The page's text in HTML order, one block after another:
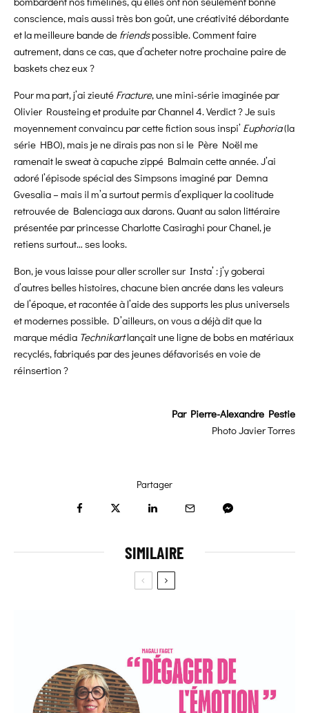
conscience, mais aussi très bon goût, une créativité débordante
et la meilleure bande de friendspossible. Comment faire
autrement, dans ce cas, que d’acheter notre prochaine paire de
baskets chez eux ?
Pour ma part, j’ai zieuté Fracture, une mini-série imaginée par
Olivier Rousteing et produite par Channel 4. Verdict ? Je suis
moyennement convaincu par cette fiction sous inspi’ Euphoria(la
série HBO), mais je ne dirais pas non si le Père Noël me
ramenait le sweat à capuche zippé Balmain cette année. J’ai
adoré l’épisode spécial des Simpsons imaginé par Demna
Gvesalia – mais il m’a surtout permis d’expliquer la coolitude
retrouvée de Balenciaga aux darons. Quant au salon littéraire
présentée par princesse Charlotte Casiraghi pour Chanel, je
retiens surtout… ses looks.
Bon, je vous laisse pour aller scroller sur Insta’ : j’y goberai
d’autres belles histoires, chacune bien ancrée dans les valeurs
de l’époque, et racontée à l’aide des supports les plus universels
et modernes possible. D’ailleurs, on vous a déjà dit que la
marque média Technikartlançait une ligne de bobs en matériaux
recyclés, fabriqués par des jeunes défavorisés en voie de
réinsertion ?
Par Pierre-Alexandre Pestie
PhotoJavier Torres
Partager
SIMILAIRE